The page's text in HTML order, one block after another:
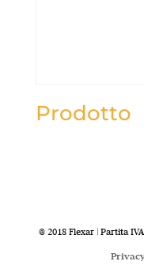
Prodotto
@ 2018 Flexar | Partita